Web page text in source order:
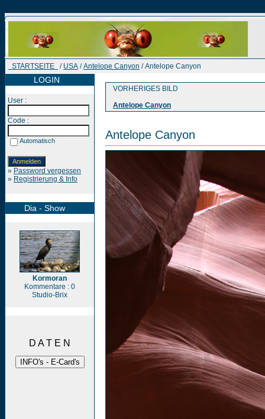
STARTSEITE / USA /Antelope Canyon / Antelope Canyon
LOGIN
User :
Code :
Automatisch
» Password vergessen
» Registrierung & Info
Dia - Show
Kormoran
Kommentare : 0
Studio-Brix
D A T E N
VORHERIGES BILD
Antelope Canyon
Antelope Canyon